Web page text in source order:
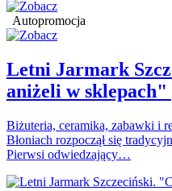
Autopromocja
Letni Jarmark
aniżeli w
Biżuteria, ceramika, zabawki i
Błoniach rozpoczął się
Pierwsi odwiedzający…